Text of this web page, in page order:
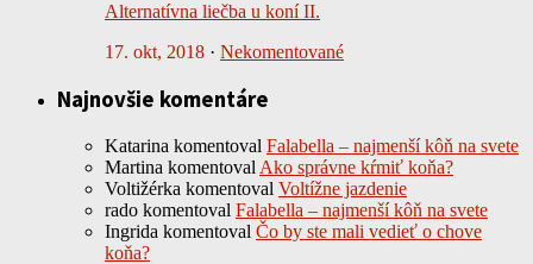
Alternatívna liečba u koní II.
17. okt, 2018 · Nekomentované
Najnovšie komentáre
Katarina komentoval Falabella – najmenší kôň na svete
Martina komentoval Ako správne kŕmiť koňa?
Voltižérka komentoval Voltížne jazdenie
rado komentoval Falabella – najmenší kôň na svete
Ingrida komentoval Čo by ste mali vedieť o chove
koňa?